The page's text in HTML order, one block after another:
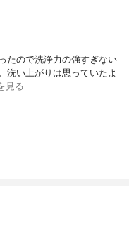
たので洗浄力の強すぎない
洗い上がりは思っていたよ
見る